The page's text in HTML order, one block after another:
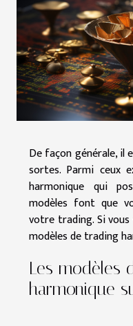
De façon générale, il
sortes. Parmi ceux
harmonique qui
modèles font que
votre trading. Si
modèles de trading
Les modèles
harmonique